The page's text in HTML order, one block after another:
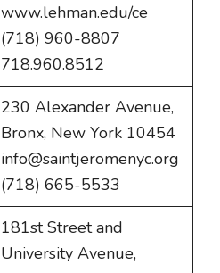
www.lehman.edu/ce
(718) 960-8807
718.960.8512
230 Alexander Avenue,
Bronx, New York 10454
info@saintjeromenyc.org
(718) 665-5533
181st Street and
University Avenue,